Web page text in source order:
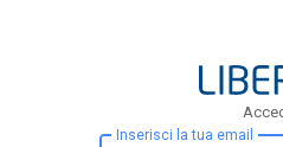
Inserisci la tua email